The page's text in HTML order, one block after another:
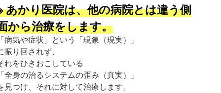
あかり医院は、他の病院とは違う側
から治療をします。
病気や症状」という「現象（現実）」
振り回されず、
れをひきおこしている
全身の治るシステムの歪み（真実）」
見つけ、それに対して治療します。